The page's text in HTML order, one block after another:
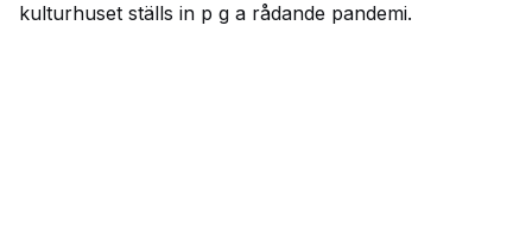
kulturhuset ställs in p g a rådande pandemi.